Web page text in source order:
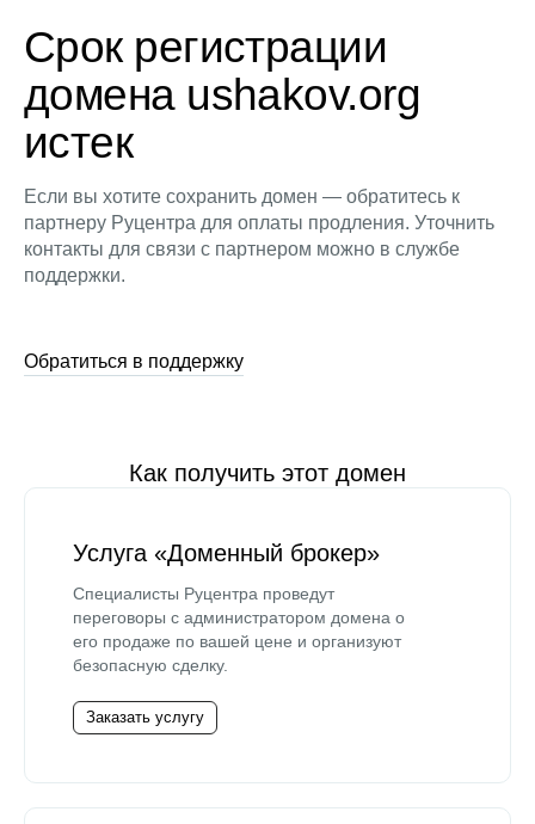
Срок регистрации
домена ushakov.org
истек
Если вы хотите сохранить домен — обратитесь к
партнеру Руцентра для оплаты продления. Уточнить
контакты для связи с партнером можно в службе
поддержки.
Обратиться в поддержку
Как получить этот домен
Услуга «Доменный брокер»
Специалисты Руцентра проведут
переговоры с администратором домена о
его продаже по вашей цене и организуют
безопасную сделку.
Заказать услугу